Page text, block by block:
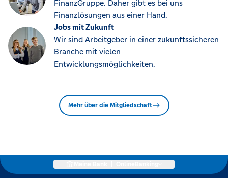
FinanzGruppe. Daher gibt es bei uns
Finanzlösungen aus einer Hand.
Jobs mit Zukunft
Wir sind Arbeitgeber in einer zukunftssicheren
Branche mit vielen
Entwicklungsmöglichkeiten.
Mehr über die Mitgliedschaft